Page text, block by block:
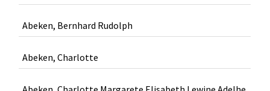
Abeken, Bernhard Rudolph
Abeken, Charlotte